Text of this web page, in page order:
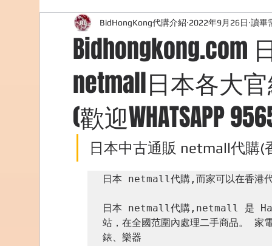
外國購物網站介紹 ABOUT ME ABOUT
美食團購 購物 台灣代購網站
Bidhongkong.com
netmall日本各大
(歡迎WHATSAPP
BidHongKong代購介紹 2022年9月26日 讀畢
日本中古通販 netmall代購(
日本 netmall代購,而家可以在香港
日本 netmall代購,netmall 是
站，在全國范圍內處理二手商品。 家
錶、樂器